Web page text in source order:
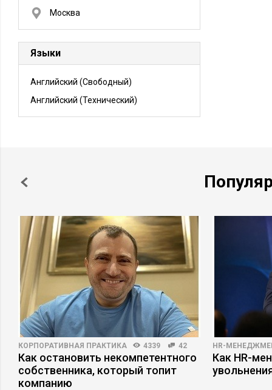
Москва
Языки
Английский (Свободный)
Английский (Технический)
КОРПОРАТИВНАЯ ПРАКТИКА 4339 42
Как остановить некомпетентного
собственника, который топит
компанию
HR-
Как HR-